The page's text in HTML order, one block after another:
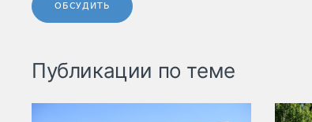
ОБСУДИТЬ
Публикации по теме